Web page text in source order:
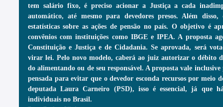
tem salário fixo, é preciso acionar a Justiça a cada
automático, até mesmo para devedores presos. Além
estatísticas sobre as ações de pensão no país. O objetivo é
convênios com instituições como IBGE e IPEA. A proposta
Constituição e Justiça e de Cidadania. Se aprovada, será
virar lei. Pelo novo modelo, caberá ao juiz autorizar o débito
do alimentando ou de seu responsável. A proposta vale
pensada para evitar que o devedor esconda recursos por meio
deputada Laura Carneiro (PSD), isso é essencial, já que
individuais no Brasil.